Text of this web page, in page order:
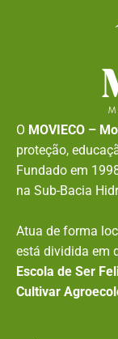
O MOVIECO –
proteção,
Fundado em
na Sub-Bacia
Atua de forma
está dividida em
Escola de Ser
Cultivar